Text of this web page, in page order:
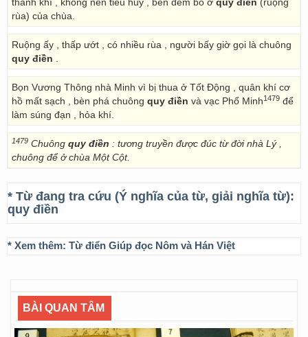
rùa) của chùa.
Ruộng ấy , thấp ướt , có nhiều rùa , người bấy giờ gọi là chuông
quy điền
Bọn Vương Thông nhà Minh vì bị thua ở Tốt Động , quân khí cơ
hồ mất sạch , bèn phá chuông quy điền và vạc Phổ Minh1479 để
làm súng đạn , hỏa khí.
1479 Chuông quy điền : tương truyền được đúc từ đời nhà Lý ,
chuông để ở chùa Một Cột.
* Từ đang tra cứu (Ý nghĩa của từ, giải nghĩa từ):
quy điền
* Xem thêm: Từ điển Giúp đọc Nôm và Hán Việt
BÀI QUAN TÂM